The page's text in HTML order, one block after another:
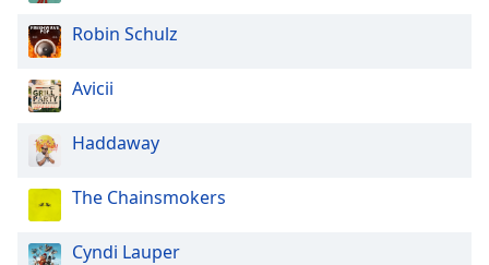
Opacity
Caption
Area
Background
Color
Opacity
Robin Schulz
Avicii
Haddaway
The Chainsmokers
Cyndi Lauper